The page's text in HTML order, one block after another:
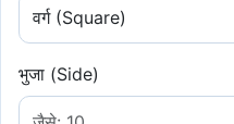
भुजा (Side)